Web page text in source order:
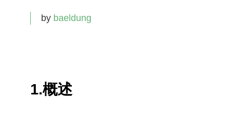
by baeldung
1.概述